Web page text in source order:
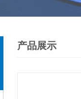
产品展示